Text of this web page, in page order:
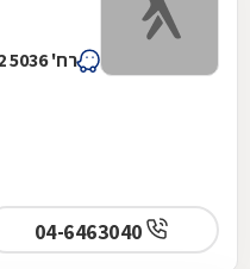
רח' 5036 52, נצרת
04-6463040